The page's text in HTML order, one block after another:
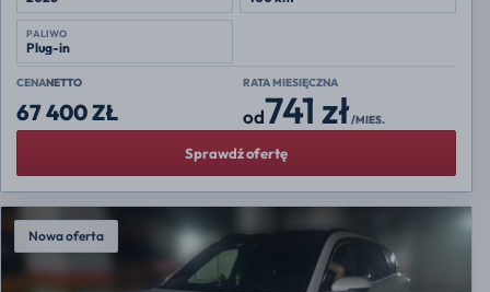
PALIWO
Plug-in
CENANETTO
67 400 ZŁ
RATA MIESIĘCZNA
od741 zł/MIES.
Sprawdź ofertę
Nowa oferta